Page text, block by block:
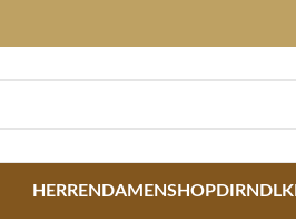
HERREN DAMENSHOP